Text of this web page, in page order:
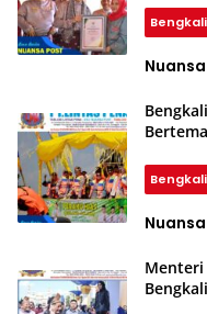
Menteri